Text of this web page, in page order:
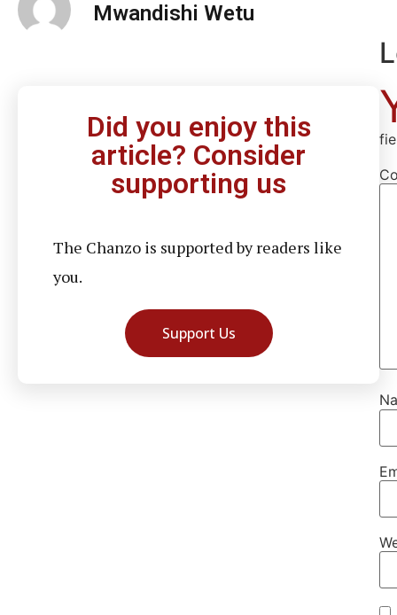
Mwandishi Wetu
Did you enjoy this
article? Consider
supporting us
The Chanzo is supported by readers like
you.
Support Us